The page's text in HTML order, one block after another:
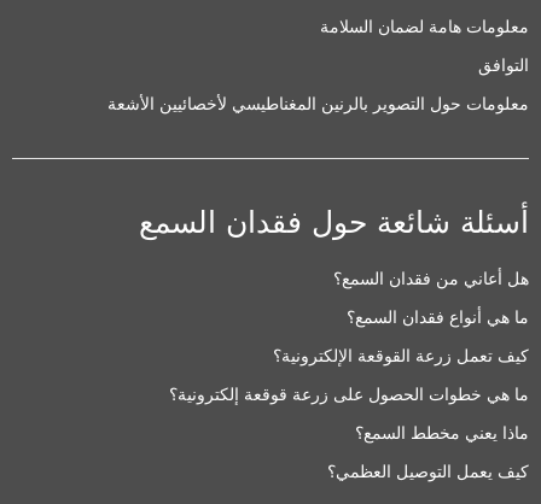
معلومات هامة لضمان السلامة
التوافق
معلومات حول التصوير بالرنين المغناطيسي لأخصائيين الأشعة
أسئلة شائعة حول فقدان السمع
هل أعاني من فقدان السمع؟
ما هي أنواع فقدان السمع؟
كيف تعمل زرعة القوقعة الإلكترونية؟
ما هي خطوات الحصول على زرعة قوقعة إلكترونية؟
ماذا يعني مخطط السمع؟
كيف يعمل التوصيل العظمي؟